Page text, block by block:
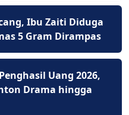
Ibu Zaiti Diduga
5 Gram Dirampas
Uang 2026,
Drama hingga